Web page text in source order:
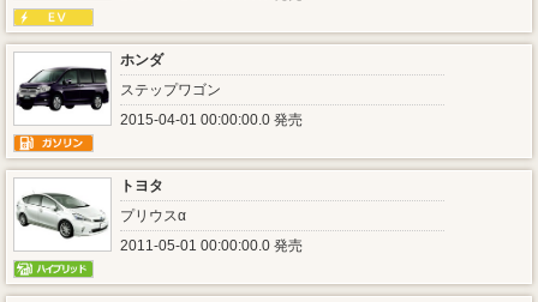
ホンダ
ステップワゴン
2015-04-01 00:00:00.0 発売
トヨタ
プリウスα
2011-05-01 00:00:00.0 発売